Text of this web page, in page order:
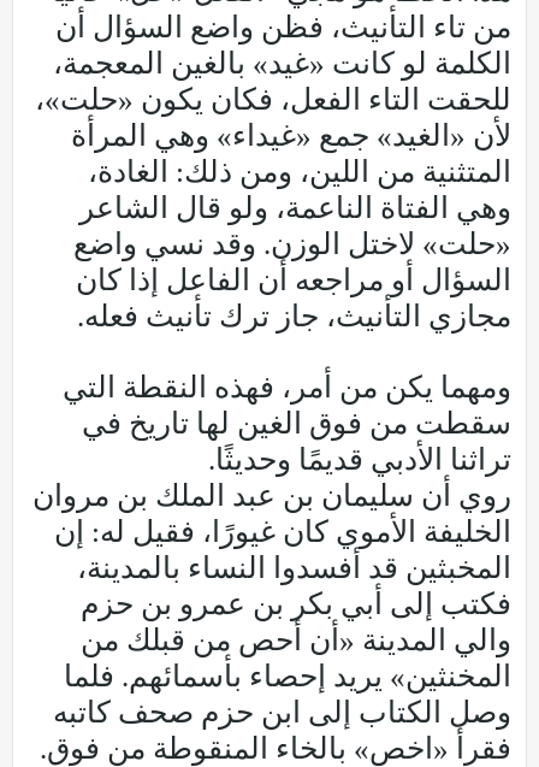
من تاء التأنيث، فظن واضع السؤال أن
الكلمة لو كانت «غيد» بالغين المعجمة،
للحقت التاء الفعل، فكان يكون «حلت»،
لأن «الغيد» جمع «غيداء» وهي المرأة
المتثنية من اللين، ومن ذلك: الغادة،
وهي الفتاة الناعمة، ولو قال الشاعر
«حلت» لاختل الوزن. وقد نسي واضع
السؤال أو مراجعه أن الفاعل إذا كان
مجازي التأنيث، جاز ترك تأنيث فعله.
ومهما يكن من أمر، فهذه النقطة التي
سقطت من فوق الغين لها تاريخ في
تراثنا الأدبي قديمًا وحديثًا.
روي أن سليمان بن عبد الملك بن مروان
الخليفة الأموي كان غيورًا، فقيل له: إن
المخبثين قد أفسدوا النساء بالمدينة،
فكتب إلى أبي بكر بن عمرو بن حزم
والي المدينة «أن أحص من قبلك من
المخنثين» يريد إحصاء بأسمائهم. فلما
وصل الكتاب إلى ابن حزم صحف كاتبه
فقرأ «اخص» بالخاء المنقوطة من فوق.